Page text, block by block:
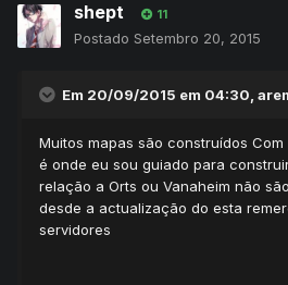
shept 11
Postado Setembro 20, 2015
Em 20/09/2015 em 04:30,
Muitos mapas são construídos Com
é onde eu sou guiado para
relação a Orts ou Vanaheim não
desde a actualização do esta
servidores